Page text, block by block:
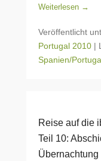
Weiterlesen →
Veröffentlicht
Portugal 2010 |
Spanien/
Reise auf die
Teil 10: